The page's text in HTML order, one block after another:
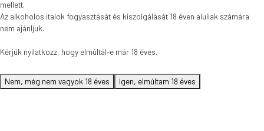
mellett.
Az alkoholos italok fogyasztását és kiszolgálását 18 éven aluliak számára
nem ajánljuk.
Kérjük nyilatkozz, hogy elmúltál-e már 18 éves.
Nem, még nem vagyok 18 éves Igen, elmúltam 18 éves